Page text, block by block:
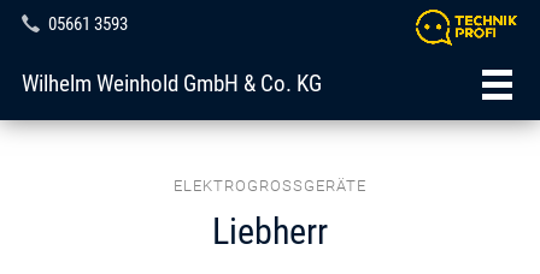
05661 3593
Wilhelm Weinhold GmbH & Co. KG
ELEKTROGROSSGERÄTE
Liebherr